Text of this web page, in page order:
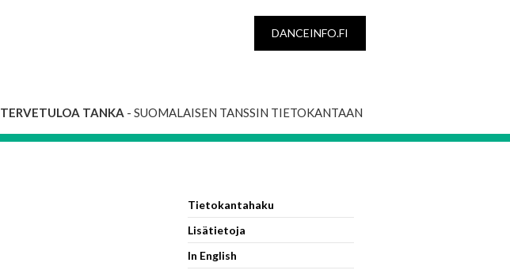
DANCEINFO.FI
TERVETULOA TANKA - SUOMALAISEN TANSSIN TIETOKANTAAN
Tietokantahaku
Lisätietoja
In English